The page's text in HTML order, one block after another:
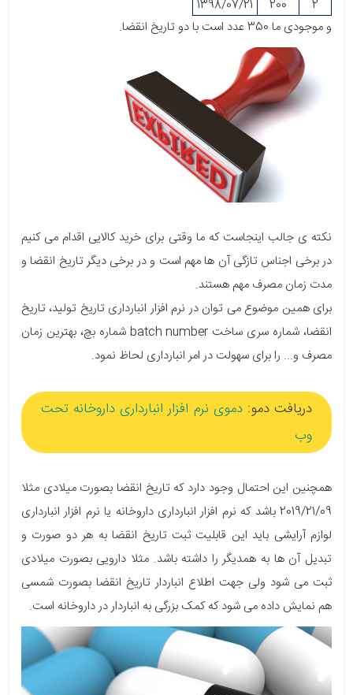
2
200
​1398/07/​21
و موجودی ما 350 عدد است با دو تاریخ انقضا.
نکته ی جالب اینجاست که ما وقتی برای خرید کالایی اقدام می کنیم
در برخی اجناس تازگی آن ها مهم است و در برخی دیگر تاریخ انقضا و
مدت زمان مصرف مهم هستند.
برای همین موضوع می توان در نرم افزار انبارداری تاریخ تولید، تاریخ
انقضا، شماره سری ساخت batch number شماره بچ، بهترین زمان
مصرف و... را برای سهولت در امر انبارداری لحاظ نمود.
دریافت دمو:دموی نرم افزار انبارداری داروخانه تحت
وب
همچنین این احتمال وجود دارد که تاریخ انقضا بصورت میلادی مثلا
2019/21/09 باشد که نرم افزار انبارداری داروخانه یا نرم افزار انبارداری
لوازم آرایشی باید این قابلیت ثبت تاریخ انقضا به هر دو صورت و
تبدیل آن ها به همدیگر را داشته باشد. مثلا دارویی بصورت میلادی
ثبت می شود ولی جهت اطلاع انباردار تاریخ انقضا بصورت شمسی
هم نمایش داده می شود که کمک بزرگی به انباردار در داروخانه است.